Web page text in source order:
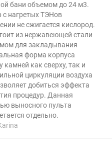
бани объемом до 24 м3.
с нагретых ТЭНов
не сжигается кислород.
из нержавеющей стали
для закладывания
форма корпуса
камней как сверху, так и
циркуляции воздуха
добиться эффекта
процедур. Данная
выносного пульта
отдельно.